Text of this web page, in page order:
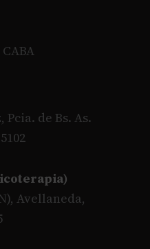
de Bs. As.
Avellaneda,